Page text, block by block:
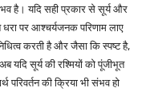
है। यदि सही प्रकार से सूर्य और
पर आश्चर्यजनक परिणाम लाए
करती है और जैसा कि स्पष्ट है,
यदि सूर्य की रश्मियों को पूंजीभूत
परिवर्तन की क्रिया भी संभव हो